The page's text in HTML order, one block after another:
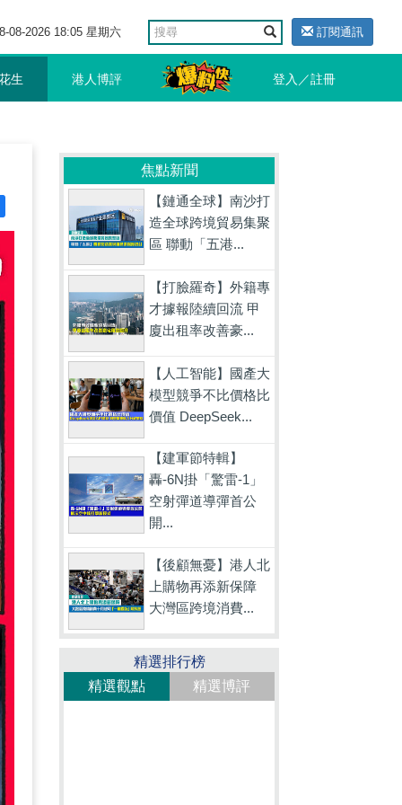
08-2026 18:05 星期六 訂閱通訊
生 港人博評 登入／註冊
焦點新聞
【鏈通全球】南沙打
造全球跨境貿易集聚
區 聯動「五港...
【打臉羅奇】外籍專
才據報陸續回流 甲
廈出租率改善豪...
【人工智能】國產大
模型競爭不比價格比
價值 DeepSeek...
【建軍節特輯】
轟-6N掛「驚雷-1」
空射彈道導彈首公
開...
【後顧無憂】港人北
上購物再添新保障
大灣區跨境消費...
精選排行榜
精選觀點
精選博評